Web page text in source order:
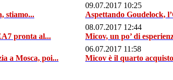
stiamo...
09.07.2017 10:25
Aspettando Goudelock,
pronta al...
08.07.2017 12:44
Micov, un po’ di
a Mosca, poi...
06.07.2017 11:58
Micov è il quarto